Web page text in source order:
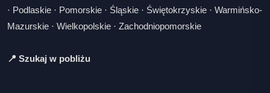
· Podlaskie · Pomorskie · Śląskie · Świętokrzyskie · Warmińsko-
Mazurskie · Wielkopolskie · Zachodniopomorskie
📍 Szukaj w pobliżu